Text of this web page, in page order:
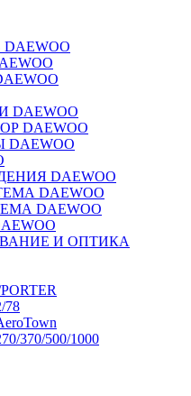
DAEWOO
DAEWOO
DAEWOO
DAEWOO
И ОПТИКА
78
370/500/1000